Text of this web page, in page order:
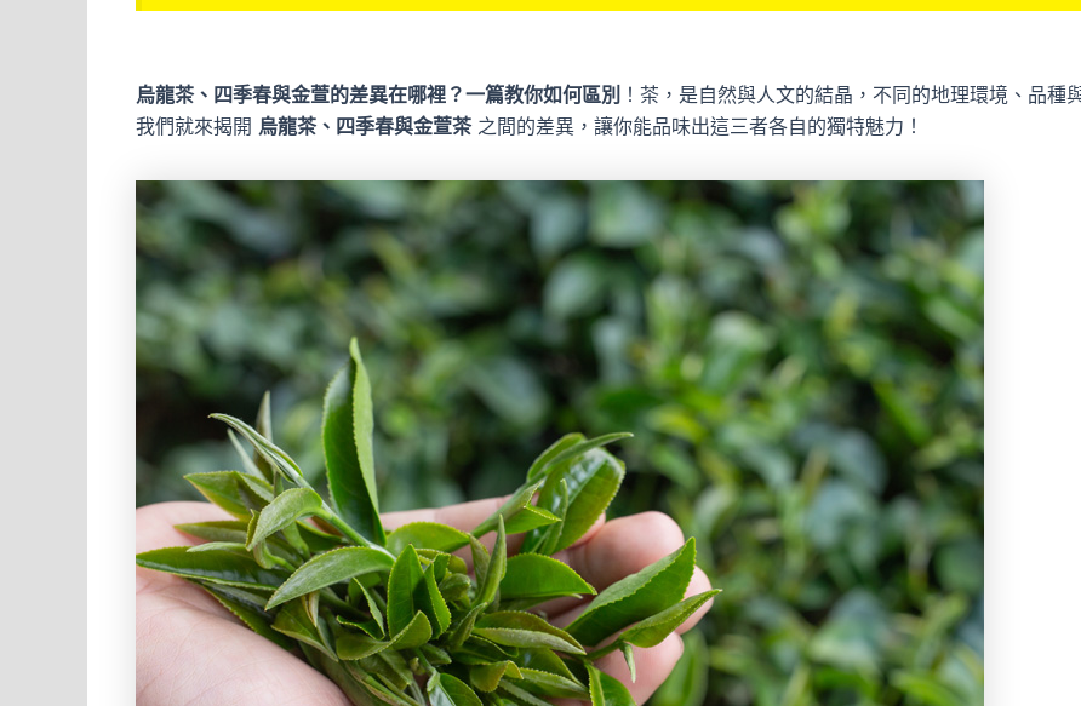
烏龍茶、四季春與金萱的差異在哪裡？一篇教你如何區別 ！茶，是自然與人文的結晶，不同的地理環境、品種
我們就來揭開 烏龍茶、四季春與金萱茶之間的差異，讓你能品味出這三者各自的獨特魅力！